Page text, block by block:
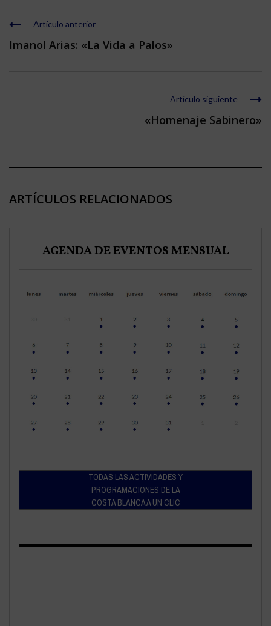
Artículo anterior
Imanol Arias: «La Vida a Palos»
Artículo siguiente
«Homenaje Sabinero»
ARTÍCULOS RELACIONADOS
AGENDA DE EVENTOS MENSUAL
TODAS LAS ACTIVIDADES Y
PROGRAMACIONES DE LA
COSTA BLANCA A UN CLIC